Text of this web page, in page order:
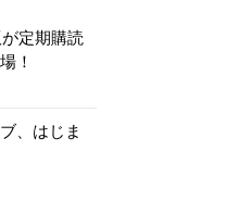
定期購読
！
、はじま